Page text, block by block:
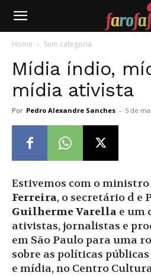
Farofafá
Home Sem categoria
Mídia índio,
mídia ativista
Por Pedro Alexandre Sanches - 5 de
Estivemos com o
Ferreira, o secretário d e
Guilherme Varella e um
ativistas, jornalistas e
em São Paulo para uma
sobre as políticas
e mídia, no Centro